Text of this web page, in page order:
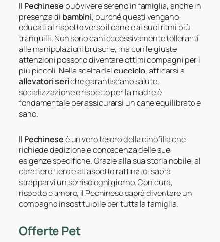
Il Pechinese può vivere sereno in famiglia, anche in
presenza di bambini, purché questi vengano
educati al rispetto verso il cane e ai suoi ritmi più
tranquilli. Non sono cani eccessivamente tolleranti
alle manipolazioni brusche, ma con le giuste
attenzioni possono diventare ottimi compagni per i
più piccoli. Nella scelta delcucciolo, affidarsi a
allevatori seriche garantiscano salute,
socializzazione e rispetto per la madre è
fondamentale per assicurarsi un cane equilibrato e
sano.
Il Pechineseè un vero tesoro della cinofilia che
richiede dedizione e conoscenza delle sue
esigenze specifiche. Grazie alla sua storia nobile, al
carattere fiero e all’aspetto raffinato, saprà
strapparvi un sorriso ogni giorno. Con cura,
rispetto e amore, il Pechinese saprà diventare un
compagno insostituibile per tutta la famiglia.
Offerte Pet